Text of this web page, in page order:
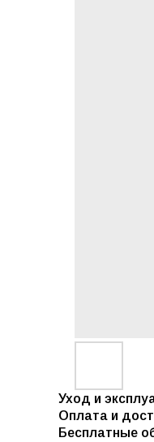
Уход и
Оплата и
Бесплатные